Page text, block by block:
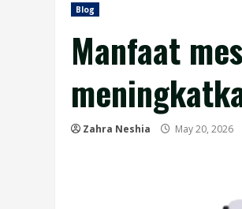
Blog
Manfaat
Zahra Neshia May 20, 2026